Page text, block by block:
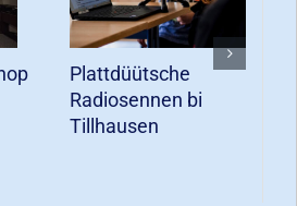
Plattdüütsche
Radiosennen bi
Tillhausen